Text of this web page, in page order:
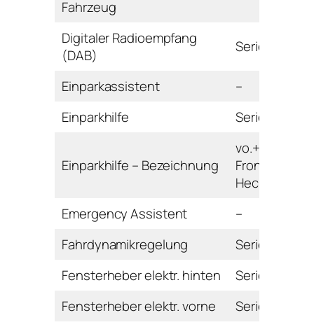
Fahrzeug
Digitaler Radioempfang
(DAB)
Serie
Einparkassistent
–
Einparkhilfe
Serie
Einparkhilfe – Bezeichnung
vo.+hi. mit
Front- und
Heckkamera
Emergency Assistent
–
Fahrdynamikregelung
Serie
Fensterheber elektr. hinten
Serie
Fensterheber elektr. vorne
Serie